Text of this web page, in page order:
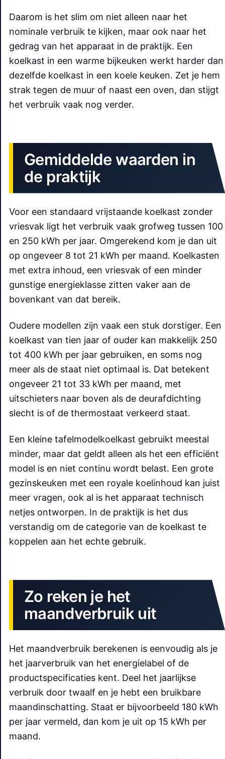
Daarom is het slim om niet alleen naar het
nominale verbruik te kijken, maar ook naar het
gedrag van het apparaat in de praktijk. Een
koelkast in een warme bijkeuken werkt harder dan
dezelfde koelkast in een koele keuken. Zet je hem
strak tegen de muur of naast een oven, dan stijgt
het verbruik vaak nog verder.
Gemiddelde waarden in
de praktijk
Voor een standaard vrijstaande koelkast zonder
vriesvak ligt het verbruik vaak grofweg tussen 100
en 250 kWh per jaar. Omgerekend kom je dan uit
op ongeveer 8 tot 21 kWh per maand. Koelkasten
met extra inhoud, een vriesvak of een minder
gunstige energieklasse zitten vaker aan de
bovenkant van dat bereik.
Oudere modellen zijn vaak een stuk dorstiger. Een
koelkast van tien jaar of ouder kan makkelijk 250
tot 400 kWh per jaar gebruiken, en soms nog
meer als de staat niet optimaal is. Dat betekent
ongeveer 21 tot 33 kWh per maand, met
uitschieters naar boven als de deurafdichting
slecht is of de thermostaat verkeerd staat.
Een kleine tafelmodelkoelkast gebruikt meestal
minder, maar dat geldt alleen als het een efficiënt
model is en niet continu wordt belast. Een grote
gezinskeuken met een royale koelinhoud kan juist
meer vragen, ook al is het apparaat technisch
netjes ontworpen. In de praktijk is het dus
verstandig om de categorie van de koelkast te
koppelen aan het echte gebruik.
Zo reken je het
maandverbruik uit
Het maandverbruik berekenen is eenvoudig als je
het jaarverbruik van het energielabel of de
productspecificaties kent. Deel het jaarlijkse
verbruik door twaalf en je hebt een bruikbare
maandinschatting. Staat er bijvoorbeeld 180 kWh
per jaar vermeld, dan kom je uit op 15 kWh per
maand.